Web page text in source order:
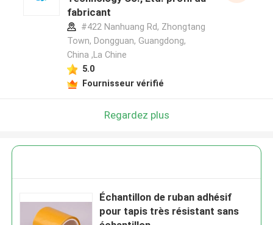
fabricant
#422 Nanhuang Rd, Zhongtang
Town, Dongguan, Guangdong,
China ,La Chine
5.0
Fournisseur vérifié
Regardez plus
Échantillon de ruban adhésif
pour tapis très résistant sans